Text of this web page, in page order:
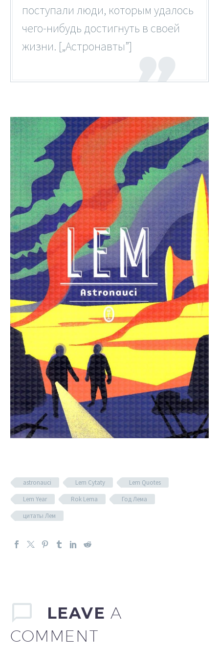
поступали люди, которым удалось
чего-нибудь достигнуть в своей
жизни. [„Астронавты”]
astronauci Lem Cytaty
Lem Quotes
Lem Year
Rok Lema
Год Лема
цитаты Лем
LEAVEA
COMMENT